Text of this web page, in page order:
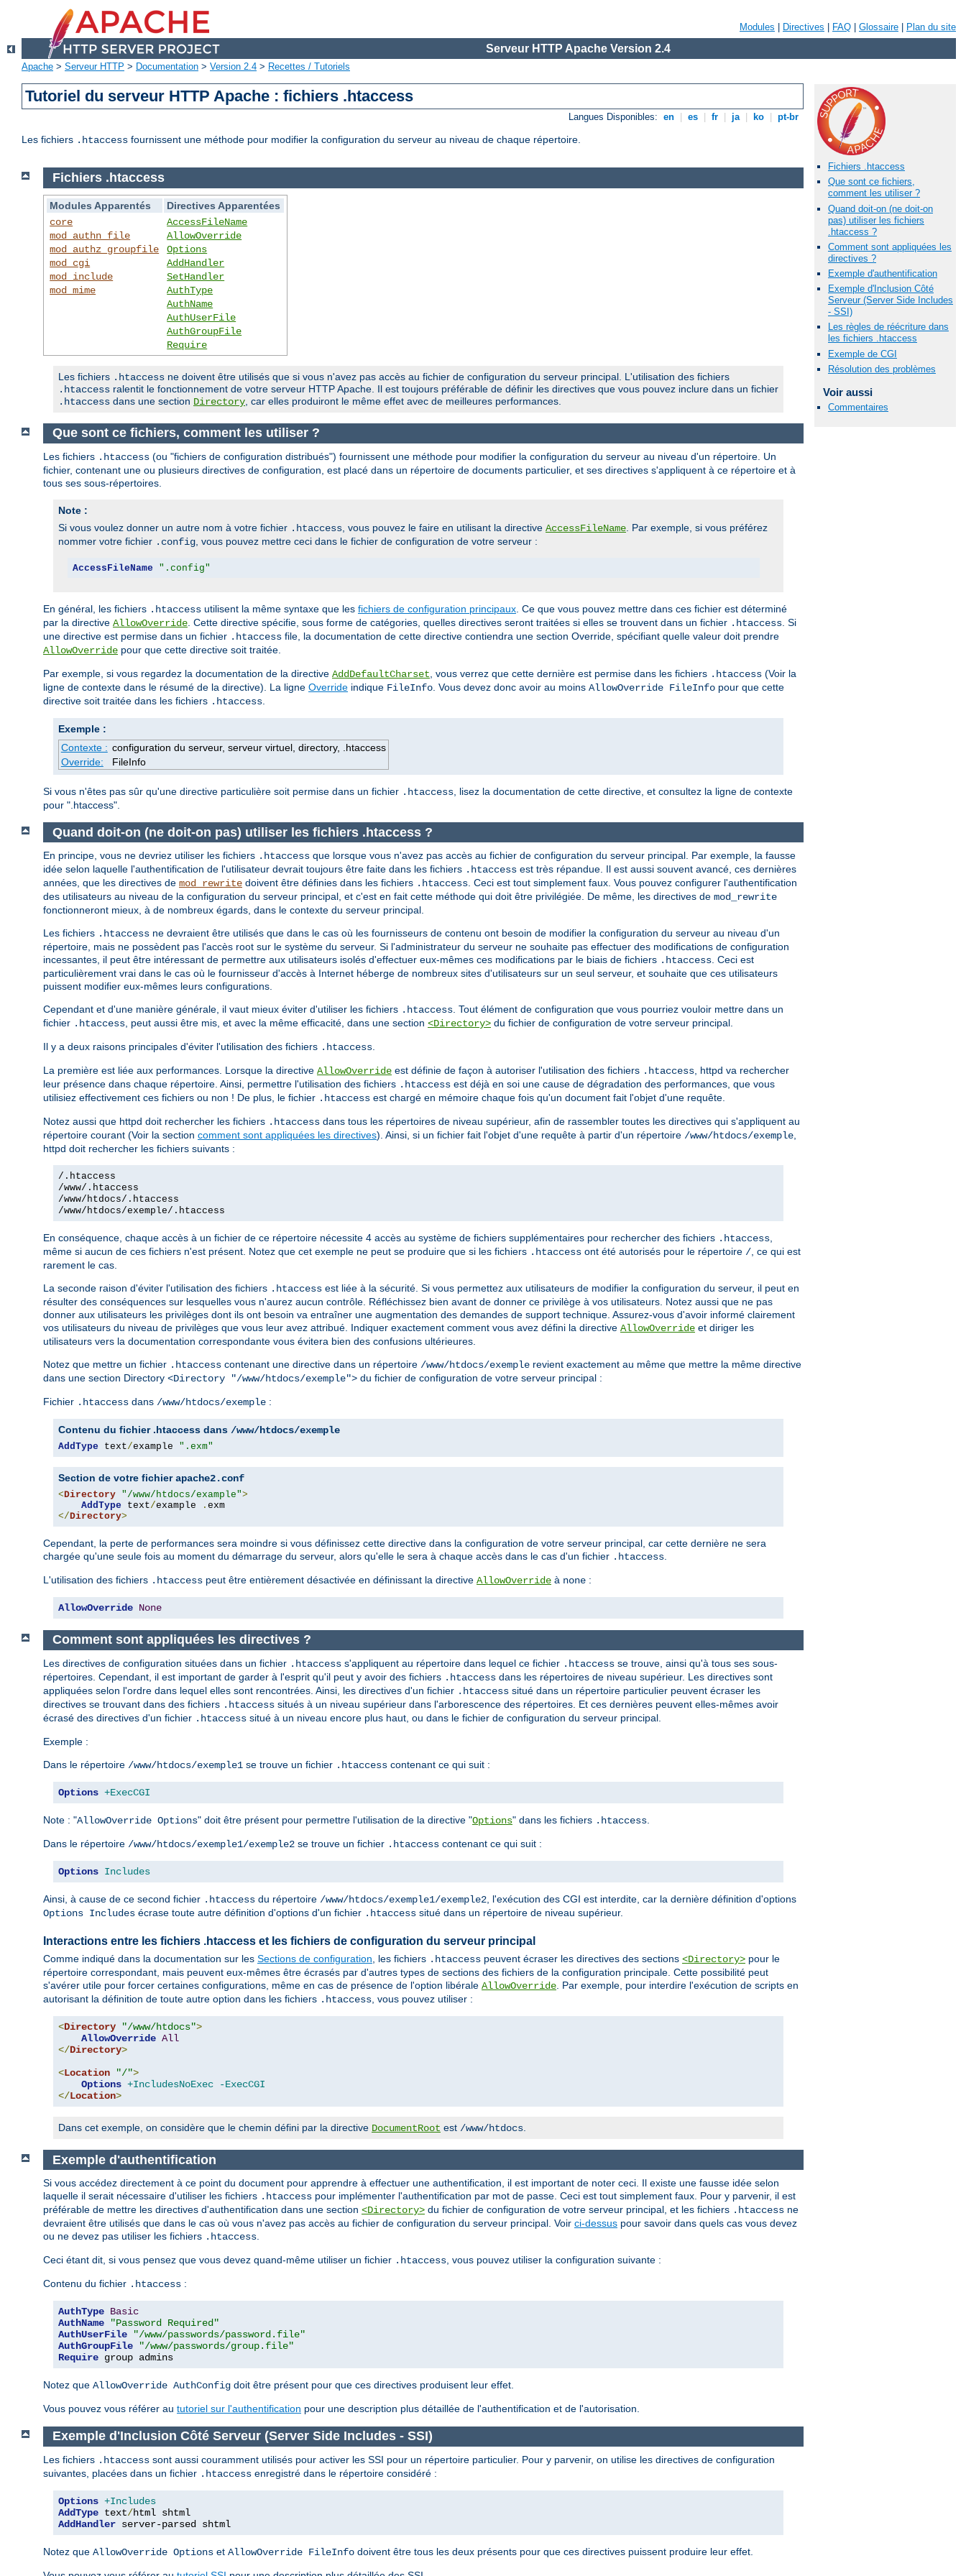
Modules Directives FAQ Glossaire Plan du site
Serveur HTTP Apache Version 2.4
Apache > Serveur HTTP > Documentation > Version 2.4 > Recettes / Tutoriels
Tutoriel du serveur HTTP Apache : fichiers .htaccess
Langues Disponibles: en es fr ja ko pt-br
Les fichiers .htaccess fournissent une méthode pour modifier la configuration du serveur au niveau de chaque répertoire.
Fichiers .htaccess
Que sont ce fichiers,
comment les utiliser ?
Quand doit-on (ne doit-on
pas) utiliser les fichiers
.htaccess ?
Comment sont appliquées les
directives ?
Exemple d'authentification
Exemple d'Inclusion Côté
Serveur (Server Side Includes
- SSI)
Les règles de réécriture dans
les fichiers .htaccess
Exemple de CGI
Résolution des problèmes
Voir aussi
Commentaires
Fichiers .htaccess
Modules Apparentés
Directives Apparentées
core
mod_authn_file
mod_authz_groupfile
mod_cgi
mod_include
mod_mime
AccessFileName
AllowOverride
Options
AddHandler
SetHandler
AuthType
AuthName
AuthUserFile
AuthGroupFile
Require
Les fichiers .htaccess ne doivent être utilisés que si vous n'avez pas accès au fichier de configuration du serveur principal. L'utilisation des fichiers
.htaccess ralentit le fonctionnement de votre serveur HTTP Apache. Il est toujours préférable de définir les directives que vous pouvez inclure dans un fichier
.htaccess dans une section Directory , car elles produiront le même effet avec de meilleures performances.
Que sont ce fichiers, comment les utiliser ?
Les fichiers .htaccess (ou "fichiers de configuration distribués") fournissent une méthode pour modifier la configuration du serveur au niveau d'un répertoire. Un
fichier, contenant une ou plusieurs directives de configuration, est placé dans un répertoire de documents particulier, et ses directives s'appliquent à ce répertoire et à
tous ses sous-répertoires.
Note :
Si vous voulez donner un autre nom à votre fichier .htaccess , vous pouvez le faire en utilisant la directive AccessFileName . Par exemple, si vous préférez
nommer votre fichier .config , vous pouvez mettre ceci dans le fichier de configuration de votre serveur :
AccessFileName ".config"
En général, les fichiers .htaccess utilisent la même syntaxe que les fichiers de configuration principaux . Ce que vous pouvez mettre dans ces fichier est déterminé
par la directive AllowOverride . Cette directive spécifie, sous forme de catégories, quelles directives seront traitées si elles se trouvent dans un fichier .htaccess . Si
une directive est permise dans un fichier .htaccess file, la documentation de cette directive contiendra une section Override, spécifiant quelle valeur doit prendre
AllowOverride pour que cette directive soit traitée.
Par exemple, si vous regardez la documentation de la directive AddDefaultCharset , vous verrez que cette dernière est permise dans les fichiers .htaccess (Voir la
ligne de contexte dans le résumé de la directive). La ligne Override indique FileInfo . Vous devez donc avoir au moins AllowOverride FileInfo pour que cette
directive soit traitée dans les fichiers .htaccess
Exemple :
Contexte : configuration du serveur, serveur virtuel, directory, .htaccess
Override:
FileInfo
Si vous n'êtes pas sûr qu'une directive particulière soit permise dans un fichier .htaccess , lisez la documentation de cette directive, et consultez la ligne de contexte
pour ".htaccess".
Quand doit-on (ne doit-on pas) utiliser les fichiers .htaccess ?
En principe, vous ne devriez utiliser les fichiers .htaccess que lorsque vous n'avez pas accès au fichier de configuration du serveur principal. Par exemple, la fausse
idée selon laquelle l'authentification de l'utilisateur devrait toujours être faite dans les fichiers .htaccess est très répandue. Il est aussi souvent avancé, ces dernières
années, que les directives de mod_rewrite doivent être définies dans les fichiers .htaccess. Ceci est tout simplement faux. Vous pouvez configurer l'authentification
des utilisateurs au niveau de la configuration du serveur principal, et c'est en fait cette méthode qui doit être privilégiée. De même, les directives de mod_rewrite
fonctionneront mieux, à de nombreux égards, dans le contexte du serveur principal.
Les fichiers .htaccess ne devraient être utilisés que dans le cas où les fournisseurs de contenu ont besoin de modifier la configuration du serveur au niveau d'un
répertoire, mais ne possèdent pas l'accès root sur le système du serveur. Si l'administrateur du serveur ne souhaite pas effectuer des modifications de configuration
incessantes, il peut être intéressant de permettre aux utilisateurs isolés d'effectuer eux-mêmes ces modifications par le biais de fichiers .htaccess. Ceci est
particulièrement vrai dans le cas où le fournisseur d'accès à Internet héberge de nombreux sites d'utilisateurs sur un seul serveur, et souhaite que ces utilisateurs
puissent modifier eux-mêmes leurs configurations.
Cependant et d'une manière générale, il vaut mieux éviter d'utiliser les fichiers .htaccess. Tout élément de configuration que vous pourriez vouloir mettre dans un
fichier .htaccess, peut aussi être mis, et avec la même efficacité, dans une section <Directory> du fichier de configuration de votre serveur principal.
Il y a deux raisons principales d'éviter l'utilisation des fichiers .htaccess.
La première est liée aux performances. Lorsque la directive AllowOverride est définie de façon à autoriser l'utilisation des fichiers .htaccess, httpd va rechercher
leur présence dans chaque répertoire. Ainsi, permettre l'utilisation des fichiers .htaccess est déjà en soi une cause de dégradation des performances, que vous
utilisiez effectivement ces fichiers ou non ! De plus, le fichier .htaccess est chargé en mémoire chaque fois qu'un document fait l'objet d'une requête.
Notez aussi que httpd doit rechercher les fichiers .htaccess dans tous les répertoires de niveau supérieur, afin de rassembler toutes les directives qui s'appliquent au
répertoire courant (Voir la section comment sont appliquées les directives). Ainsi, si un fichier fait l'objet d'une requête à partir d'un répertoire /www/htdocs/exemple,
httpd doit rechercher les fichiers suivants :
/.htaccess
/www/.htaccess
/www/htdocs/.htaccess
/www/htdocs/exemple/.htaccess
En conséquence, chaque accès à un fichier de ce répertoire nécessite 4 accès au système de fichiers supplémentaires pour rechercher des fichiers .htaccess,
même si aucun de ces fichiers n'est présent. Notez que cet exemple ne peut se produire que si les fichiers .htaccess ont été autorisés pour le répertoire /, ce qui est
rarement le cas.
La seconde raison d'éviter l'utilisation des fichiers .htaccess est liée à la sécurité. Si vous permettez aux utilisateurs de modifier la configuration du serveur, il peut en
résulter des conséquences sur lesquelles vous n'aurez aucun contrôle. Réfléchissez bien avant de donner ce privilège à vos utilisateurs. Notez aussi que ne pas
donner aux utilisateurs les privilèges dont ils ont besoin va entraîner une augmentation des demandes de support technique. Assurez-vous d'avoir informé clairement
vos utilisateurs du niveau de privilèges que vous leur avez attribué. Indiquer exactement comment vous avez défini la directive AllowOverride et diriger les
utilisateurs vers la documentation correspondante vous évitera bien des confusions ultérieures.
Notez que mettre un fichier .htaccess contenant une directive dans un répertoire /www/htdocs/exemple revient exactement au même que mettre la même directive
dans une section Directory <Directory "/www/htdocs/exemple"> du fichier de configuration de votre serveur principal :
Fichier .htaccess dans /www/htdocs/exemple :
Contenu du fichier .htaccess dans /www/htdocs/exemple
AddType text/example ".exm"
Section de votre fichierapache2.conf
<Directory "/www/htdocs/example">
AddType text/example .
</Directory>
Cependant, la perte de performances sera moindre si vous définissez cette directive dans la configuration de votre serveur principal, car cette dernière ne sera
chargée qu'une seule fois au moment du démarrage du serveur, alors qu'elle le sera à chaque accès dans le cas d'un fichier .htaccess.
L'utilisation des fichiers .htaccess peut être entièrement désactivée en définissant la directive AllowOverride à none :
AllowOverride None
Comment sont appliquées les directives ?
Les directives de configuration situées dans un fichier .htaccess s'appliquent au répertoire dans lequel ce fichier .htaccess se trouve, ainsi qu'à tous ses sous-
répertoires. Cependant, il est important de garder à l'esprit qu'il peut y avoir des fichiers .htaccess dans les répertoires de niveau supérieur. Les directives sont
appliquées selon l'ordre dans lequel elles sont rencontrées. Ainsi, les directives d'un fichier .htaccess situé dans un répertoire particulier peuvent écraser les
directives se trouvant dans des fichiers .htaccess situés à un niveau supérieur dans l'arborescence des répertoires. Et ces dernières peuvent elles-mêmes avoir
écrasé des directives d'un fichier .htaccess situé à un niveau encore plus haut, ou dans le fichier de configuration du serveur principal.
Exemple :
Dans le répertoire /www/htdocs/exemple1 se trouve un fichier .htaccess contenant ce qui suit :
Options +ExecCGI
Note : "AllowOverride Options" doit être présent pour permettre l'utilisation de la directive "Options" dans les fichiers .htaccess
Dans le répertoire /www/htdocs/exemple1/exemple2 se trouve un fichier .htaccess contenant ce qui suit :
Options Includes
Ainsi, à cause de ce second fichier .htaccess du répertoire /www/htdocs/exemple1/exemple2 , l'exécution des CGI est interdite, car la dernière définition d'options
Options Includes écrase toute autre définition d'options d'un fichier .htaccess situé dans un répertoire de niveau supérieur.
Interactions entre les fichiers .htaccess et les fichiers de configuration du serveur principal
Comme indiqué dans la documentation sur les Sections de configuration , les fichiers .htaccess peuvent écraser les directives des sections <Directory> pour le
répertoire correspondant, mais peuvent eux-mêmes être écrasés par d'autres types de sections des fichiers de la configuration principale. Cette possibilité peut
s'avérer utile pour forcer certaines configurations, même en cas de présence de l'option libérale AllowOverride . Par exemple, pour interdire l'exécution de scripts en
autorisant la définition de toute autre option dans les fichiers .htaccess , vous pouvez utiliser :
<Directory "/www/htdocs">
AllowOverride All
</Directory>
<Location "/">
Options +IncludesNoExec
-ExecCGI
</Location>
Dans cet exemple, on considère que le chemin défini par la directive DocumentRoot est /www/htdocs
Exemple d'authentification
Si vous accédez directement à ce point du document pour apprendre à effectuer une authentification, il est important de noter ceci. Il existe une fausse idée selon
laquelle il serait nécessaire d'utiliser les fichiers .htaccess pour implémenter l'authentification par mot de passe. Ceci est tout simplement faux. Pour y parvenir, il est
préférable de mettre les directives d'authentification dans une section <Directory> du fichier de configuration de votre serveur principal, et les fichiers .htaccess ne
devraient être utilisés que dans le cas où vous n'avez pas accès au fichier de configuration du serveur principal. Voir ci-dessus pour savoir dans quels cas vous devez
ou ne devez pas utiliser les fichiers .htaccess.
Ceci étant dit, si vous pensez que vous devez quand-même utiliser un fichier .htaccess, vous pouvez utiliser la configuration suivante :
Contenu du fichier .htaccess :
AuthType Basic
AuthName
"Password Required"
AuthUserFile
"/www/passwords/password.file"
AuthGroupFile
"/www/passwords/group.file"
Require group admins
Notez que AllowOverride AuthConfig doit être présent pour que ces directives produisent leur effet.
Vous pouvez vous référer au tutoriel sur l'authentification pour une description plus détaillée de l'authentification et de l'autorisation.
Exemple d'Inclusion Côté Serveur (Server Side Includes - SSI)
Les fichiers .htaccess sont aussi couramment utilisés pour activer les SSI pour un répertoire particulier. Pour y parvenir, on utilise les directives de configuration
suivantes, placées dans un fichier .htaccess enregistré dans le répertoire considéré :
Options +Includes
AddType text/
AddHandler server-parsed shtml
Notez que AllowOverride Options et AllowOverride FileInfo doivent être tous les deux présents pour que ces directives puissent produire leur effet.